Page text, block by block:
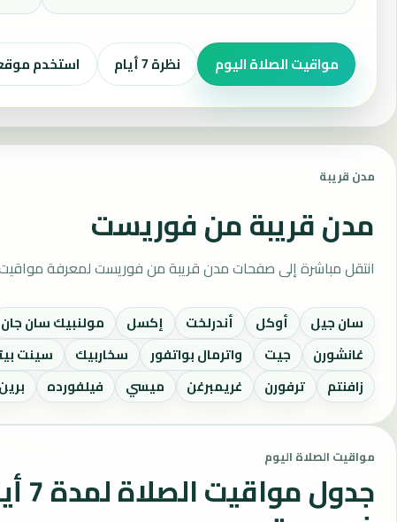
مواقيت الصلاة اليوم نظرة 7 أيام استخدم
مدن قريبة
مدن قريبة من فوريست
انتقل مباشرة إلى صفحات مدن قريبة من فوريست لمعرفة
سان جيل أوكل أندرلخت إكسل مولنبيك سان جان
غانشورن
جيت واترمال بواتفور سخاربيك سينت
زافنتم
ترفورن غريمبرغن ميسي فيلفورده
مواقيت الصلاة اليوم